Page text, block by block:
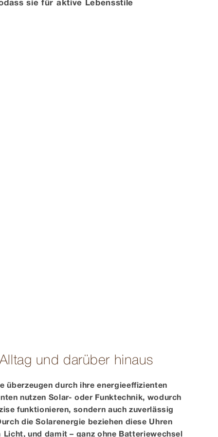
sie für aktive Lebensstile
und darüber hinaus
überzeugen durch ihre energieeffizienten
nutzen Solar- oder Funktechnik, wodurch
funktionieren, sondern auch zuverlässig
die Solarenergie beziehen diese Uhren
und damit – ganz ohne Batteriewechsel